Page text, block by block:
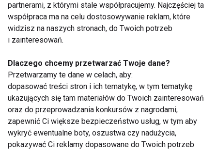
Myj zęby, ochronisz serce
Z aparatem na zębach
Przez osteoporozę można
stracić zęby
partnerami, z którymi stale współpracujemy. Najczęściej ta
współpraca ma na celu dostosowywanie reklam, które
widzisz na naszych stronach, do Twoich potrzeb
i zainteresowań.
Dlaczego chcemy przetwarzać Twoje dane?
Przetwarzamy te dane w celach, aby:
dopasować treści stron i ich tematykę, w tym tematykę
ukazujących się tam materiałów do Twoich zainteresowań
oraz do przeprowadzania konkursów z nagrodami,
zapewnić Ci większe bezpieczeństwo usług, w tym aby
wykryć ewentualne boty, oszustwa czy nadużycia,
pokazywać Ci reklamy dopasowane do Twoich potrzeb